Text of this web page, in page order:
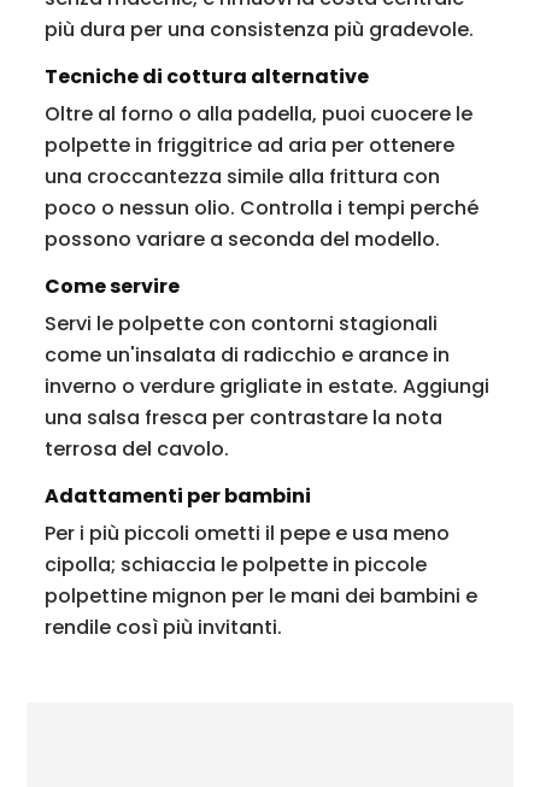
più dura per una consistenza più gradevole.
Tecniche di cottura alternative
Oltre al forno o alla padella, puoi cuocere le
polpette in friggitrice ad aria per ottenere
una croccantezza simile alla frittura con
poco o nessun olio. Controlla i tempi perché
possono variare a seconda del modello.
Come servire
Servi le polpette con contorni stagionali
come un'insalata di radicchio e arance in
inverno o verdure grigliate in estate. Aggiungi
una salsa fresca per contrastare la nota
terrosa del cavolo.
Adattamenti per bambini
Per i più piccoli ometti il pepe e usa meno
cipolla; schiaccia le polpette in piccole
polpettine mignon per le mani dei bambini e
rendile così più invitanti.